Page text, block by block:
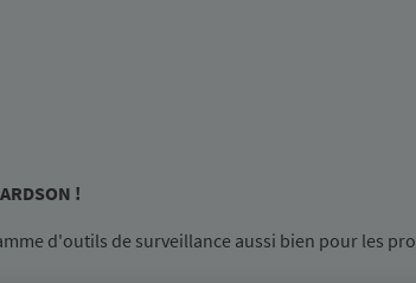
!
d'outils de surveillance aussi bien pour les